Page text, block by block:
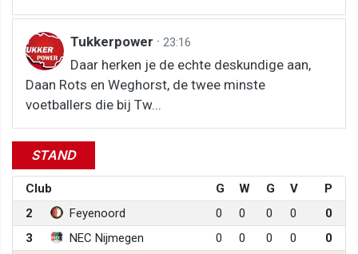
Tukkerpower · 23:16
Daar herken je de echte deskundige aan,
Daan Rots en Weghorst, de twee minste
voetballers die bij Tw...
STAND
Club G W G V
P
2
Feyenoord 0 0 0 0
0
3
NEC Nijmegen 0 0 0 0
0